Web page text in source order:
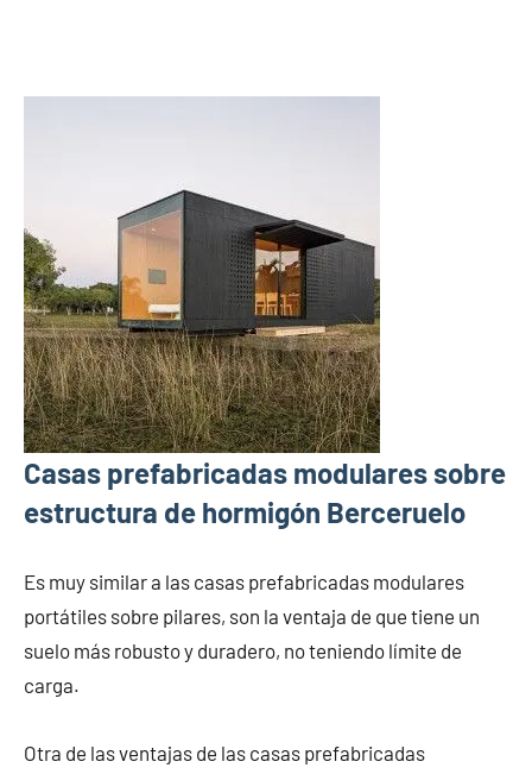
Casas prefabricadas modulares sobre
estructura de hormigón Berceruelo
Es muy similar a las casas prefabricadas modulares
portátiles sobre pilares, son la ventaja de que tiene un
suelo más robusto y duradero, no teniendo límite de
carga.
Otra de las ventajas de las casas prefabricadas